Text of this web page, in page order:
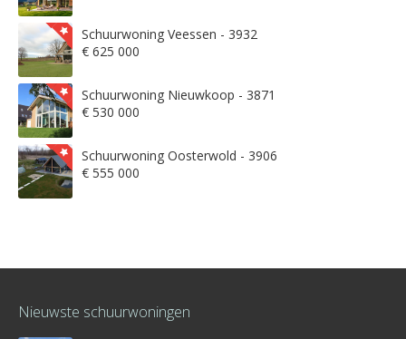
Schuurwoning Veessen - 3932
€ 625 000
Schuurwoning Nieuwkoop - 3871
€ 530 000
Schuurwoning Oosterwold - 3906
€ 555 000
Nieuwste schuurwoningen